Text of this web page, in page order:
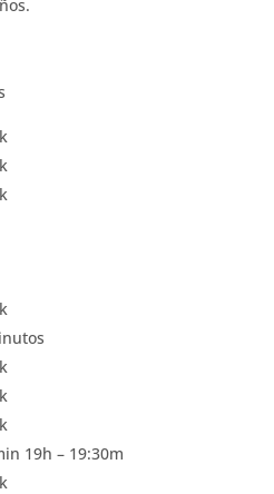
19h – 19:30m